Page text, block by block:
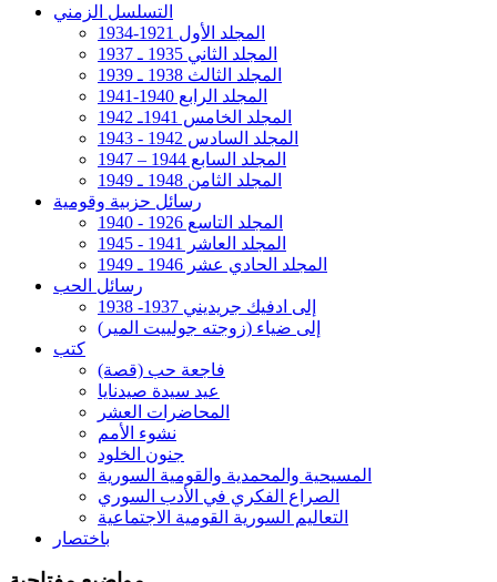
التسلسل الزمني
المجلد الأول 1921-1934
المجلد الثاني 1935 ـ 1937
المجلد الثالث 1938 ـ 1939
المجلد الرابع 1940-1941
المجلد الخامس 1941ـ 1942
المجلد السادس 1942 - 1943
المجلد السابع 1944 – 1947
المجلد الثامن 1948 ـ 1949
رسائل حزبية وقومية
المجلد التاسع 1926 - 1940
المجلد العاشر 1941 - 1945
المجلد الحادي عشر 1946 ـ 1949
رسائل الحب
إلى ادفيك جريديني 1937- 1938
إلى ضياء (زوجته جولييت المير)
كتب
فاجعة حب (قصة)
عيد سيدة صيدنايا
المحاضرات العشر
نشوء الأمم
جنون الخلود
المسيحية والمحمدية والقومية السورية
الصراع الفكري في الأدب السوري
التعاليم السورية القومية الاجتماعية
باختصار